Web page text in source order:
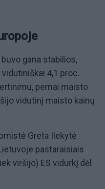
gana stabilios,
4,1 proc.
pernai maisto
vidutinį maisto kainų
Greta Ilekytė
pastaraisiais
viršijo) ES vidurkį dėl